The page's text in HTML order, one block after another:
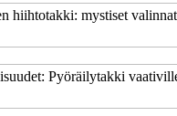
hiihtotakki: mystiset
Pyöräilytakki